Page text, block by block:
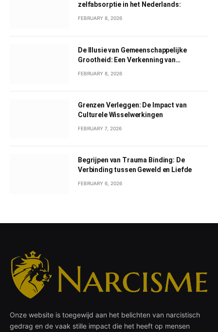
zelfabsorptie in het Nederlands:
FEBRUARY 8, 2026
De Illusie van Gemeenschappelijke
Grootheid: Een Verkenning van
FEBRUARY 8, 2026
Grenzen Verleggen: De Impact van
Culturele Wisselwerkingen
FEBRUARY 7, 2026
Begrijpen van Trauma Binding: De
Verbinding tussen Geweld en Liefde
FEBRUARY 6, 2026
Onze website is toegewijd aan het belichten van narcistisch
gedrag en de vaak stille impact die het heeft op mensen